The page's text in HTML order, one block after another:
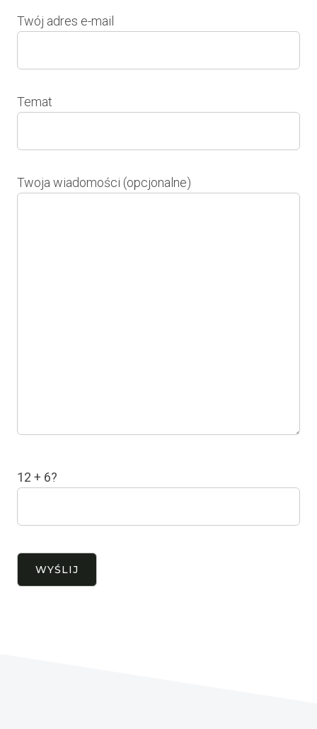
Twój adres e-mail
Temat
Twoja wiadomości (opcjonalne)
12 + 6?